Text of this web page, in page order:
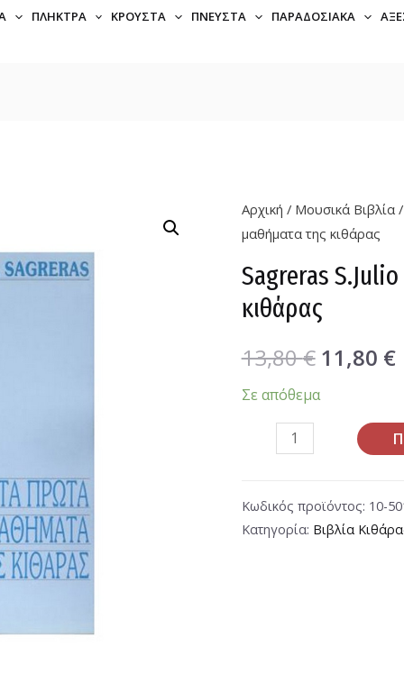
ΠΛΉΚΤΡΑ ΚΡΟΥΣΤΆ ΠΝΕΥΣΤΆ ΠΑΡΑΔΟΣΙΑΚΆ
Αρχική / Μουσικά Βιβλία
μαθήματα της κιθάρας
Sagreras
κιθάρας
13,80€ 11,80 €
Σε απόθεμα
Κωδικός προϊόντος: 10-
Κατηγορία: Βιβλία